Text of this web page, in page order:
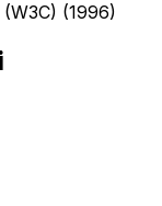
(1996)